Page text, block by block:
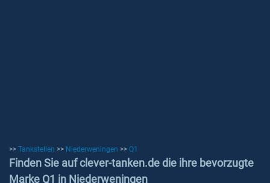
>> Tankstellen >> Niederweningen >> Q1
Finden Sie auf clever-tanken.de die ihre bevorzugte
Marke Q1 in Niederweningen